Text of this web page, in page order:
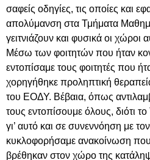
σαφείς οδηγίες, τις οποίες και
απολύμανση στα Τμήματα
γειτνιάζουν και φυσικά οι χώροι
Μέσω των φοιτητών που ήταν
εντοπίσαμε τους φοιτητές που
χορηγήθηκε προληπτική
του ΕΟΔΥ. Βέβαια, όπως
τους εντοπίσουμε όλους, διότι
γι’ αυτό και σε συνεννόηση με
κυκλοφορήσαμε ανακοίνωση
βρέθηκαν στον χώρο της